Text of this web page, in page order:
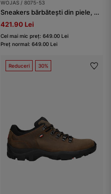
WOJAS / 8075-53
Sneakers bărbătești din piele, maro
421.90 Lei
Cel mai mic preț: 649.00 Lei
Preț normal: 649.00 Lei
Reduceri 30%